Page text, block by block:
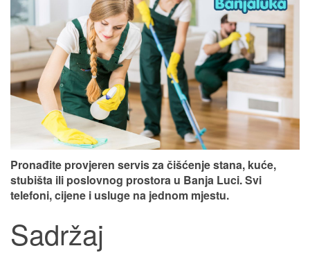
Pronađite provjeren servis za čišćenje stana, kuće,
stubišta ili poslovnog prostora u Banja Luci. Svi
telefoni, cijene i usluge na jednom mjestu.
Sadržaj